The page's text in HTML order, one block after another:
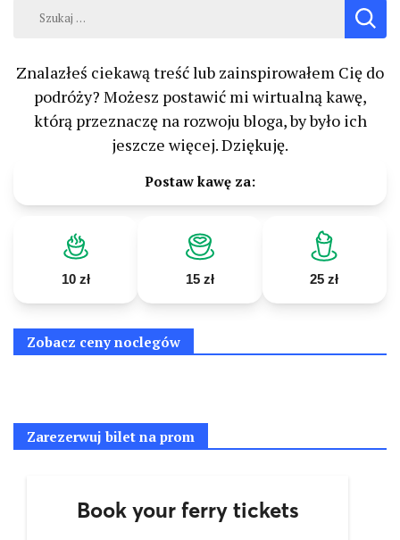
Szukaj:
Znalazłeś ciekawą treść lub zainspirowałem Cię do
podróży? Możesz postawić mi wirtualną kawę,
którą przeznaczę na rozwoju bloga, by było ich
jeszcze więcej. Dziękuję.
Postaw kawę za:
10 zł 15 zł 25 zł
Zobacz ceny noclegów
Zarezerwuj bilet na prom